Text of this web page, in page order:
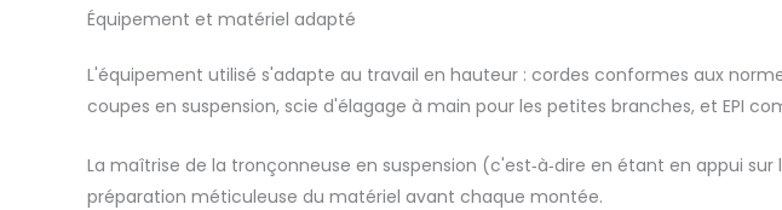
Équipement et matériel adapté
L'équipement utilisé s'adapte au travail en hauteur : cordes conformes aux
coupes en suspension, scie d'élagage à main pour les petites branches, et EPI
La maîtrise de la tronçonneuse en suspension (c'est‑à‑dire en étant en appui
préparation méticuleuse du matériel avant chaque montée.